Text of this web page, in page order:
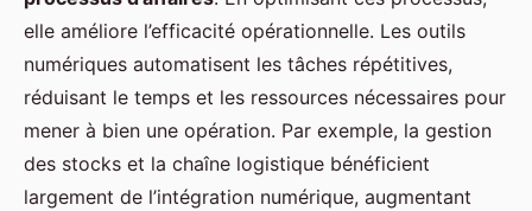
elle améliore l’efficacité opérationnelle. Les outils
numériques automatisent les tâches répétitives,
réduisant le temps et les ressources nécessaires pour
mener à bien une opération. Par exemple, la gestion
des stocks et la chaîne logistique bénéficient
largement de l’intégration numérique, augmentant